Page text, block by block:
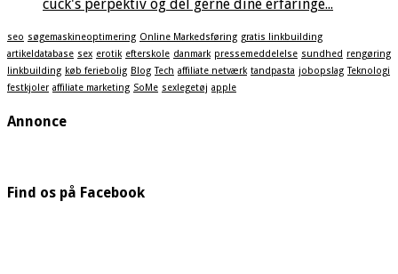
cuck's perpektiv og del gerne dine erfaringe...
seo søgemaskineoptimering Online Markedsføring gratis linkbuilding
artikeldatabase sex erotik efterskole danmark pressemeddelelse sundhed rengøring
linkbuilding køb feriebolig Blog Tech affiliate netværk tandpasta jobopslag Teknologi
festkjoler affiliate marketing SoMe sexlegetøj apple
Annonce
Find os på Facebook